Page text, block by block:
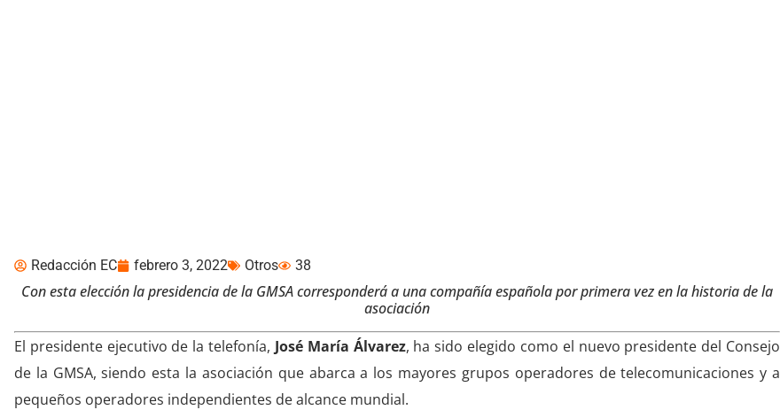
Redacción EC febrero 3, 2022 Otros 38
Con esta elección la presidencia de la GMSA corresponderá a una compañía española por primera vez en la historia de la
asociación
El presidente ejecutivo de la telefonía, José María Álvarez, ha sido elegido como el nuevo presidente del Consejo
de la GMSA, siendo esta la asociación que abarca a los mayores grupos operadores de telecomunicaciones y a
pequeños operadores independientes de alcance mundial.